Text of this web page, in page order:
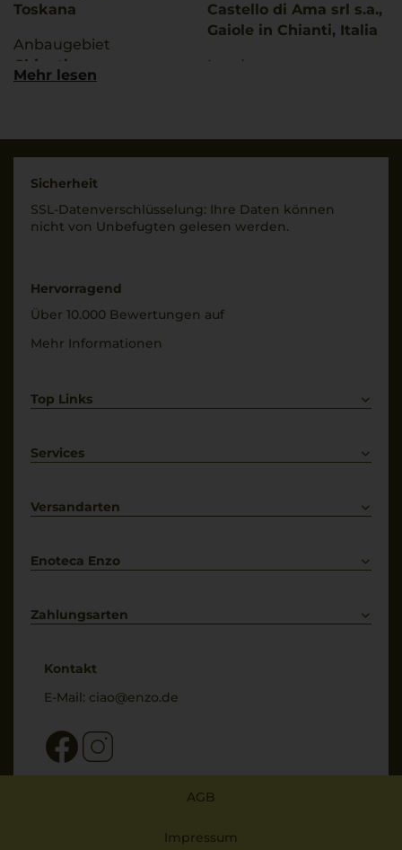
Toskana
Anbaugebiet
Chianti
Rebsorten
Merlot
Trinktemperatur
Castello di Ama srl s.a.,
Gaiole in Chianti, Italia
Land
0,75 L
Mehr lesen
Sicherheit
SSL-Daten­verschlüs­selung: Ihre Daten können
nicht von Unbe­fugten gelesen werden.
Hervorragend
Über 10.000 Bewertungen auf
Mehr Informationen
Top Links
Weißwein
Services
Kontakt
Versandarten
Enoteca Enzo
Bewertungs-Richtlinien
Zahlungsarten
Kontakt
E-Mail: ciao@enzo.de
AGB
Impressum